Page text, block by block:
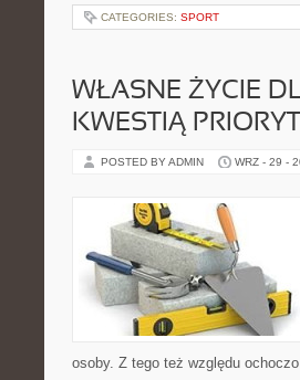
CATEGORIES: SPORT
WŁASNE ŻYCIE
KWESTIĄ
POSTED BY ADMIN WRZ - 29 -
osoby. Z tego też względu